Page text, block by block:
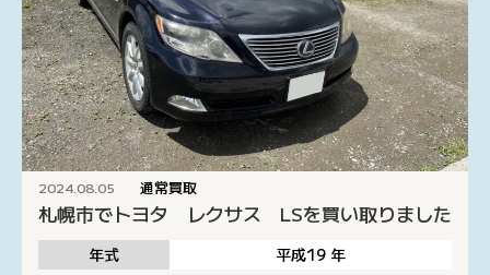
2024.08.05 通常買取
札幌市でトヨタ レクサス LSを買い取りました
年式 平成19 年